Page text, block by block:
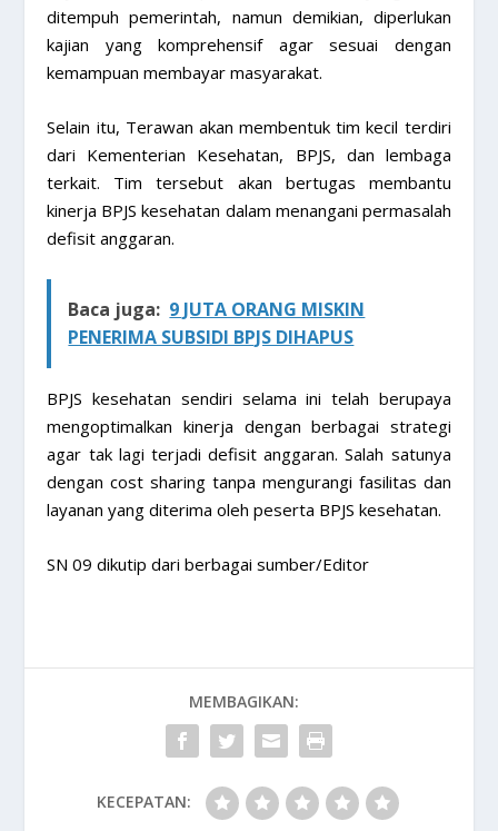
ditempuh pemerintah, namun demikian, diperlukan
kajian yang komprehensif agar sesuai dengan
kemampuan membayar masyarakat.
Selain itu, Terawan akan membentuk tim kecil terdiri
dari Kementerian Kesehatan, BPJS, dan lembaga
terkait. Tim tersebut akan bertugas membantu
kinerja BPJS kesehatan dalam menangani permasalah
defisit anggaran.
Baca juga: 9 JUTA ORANG MISKIN
PENERIMA SUBSIDI BPJS DIHAPUS
BPJS kesehatan sendiri selama ini telah berupaya
mengoptimalkan kinerja dengan berbagai strategi
agar tak lagi terjadi defisit anggaran. Salah satunya
dengan cost sharing tanpa mengurangi fasilitas dan
layanan yang diterima oleh peserta BPJS kesehatan.
SN 09 dikutip dari berbagai sumber/Editor
MEMBAGIKAN:
KECEPATAN: